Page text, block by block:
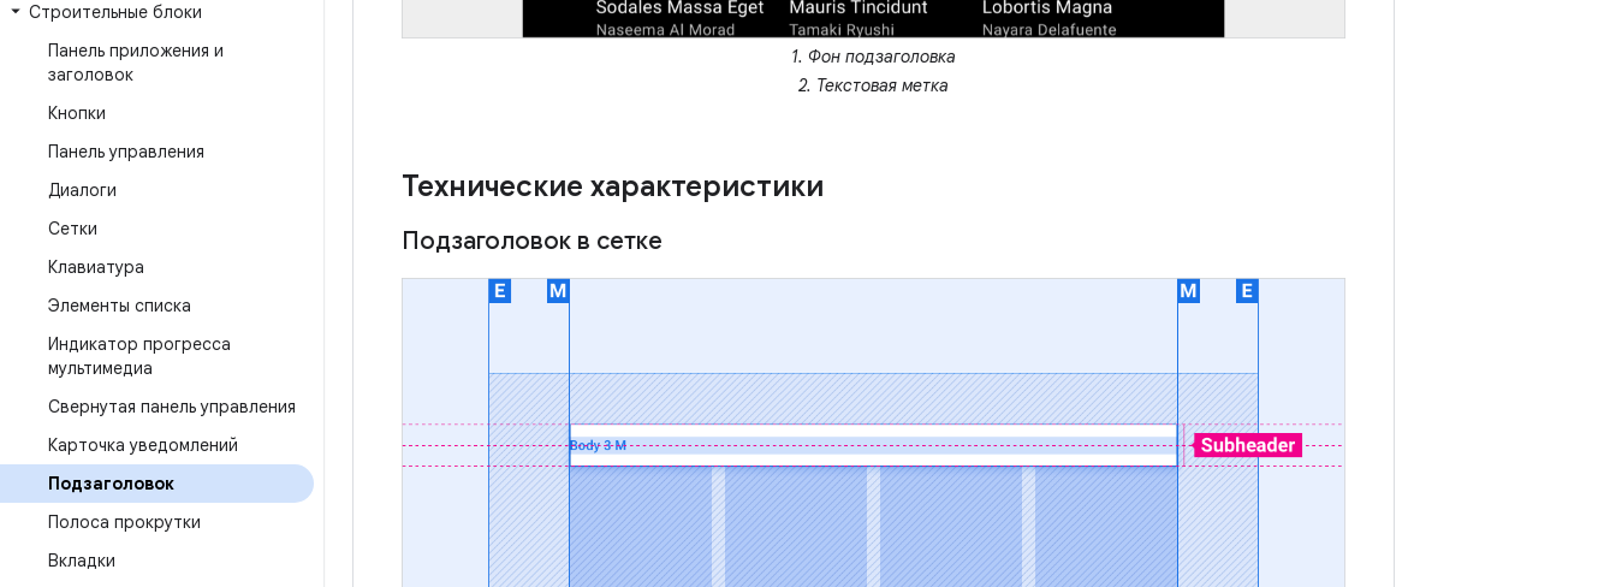
Строительные блоки
Панель приложения и
заголовок
Кнопки
Панель управления
Диалоги
Сетки
Клавиатура
Элементы списка
Индикатор прогресса
мультимедиа
Свернутая панель управления
Карточка уведомлений
Подзаголовок
Полоса прокрутки
Вкладки
1. Фон подзаголовка
2. Текстовая метка
Технические характеристики
Подзаголовок в сетке